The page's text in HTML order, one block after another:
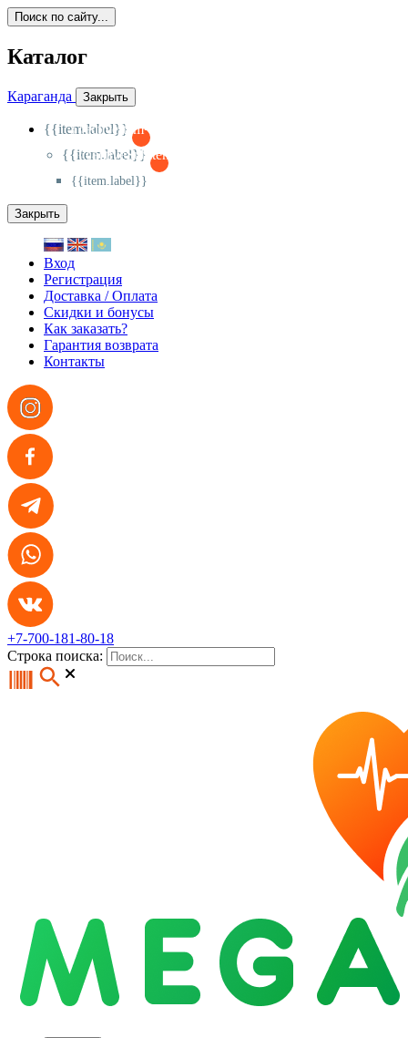
Поиск по сайту...
Каталог
Караганда Закрыть
{{item.label}}
{{activeItem==item.id?'-
{{item.label}}
{{activeSubitem==item.id?'-
{{item.label}}
Закрыть
Вход
Регистрация
Доставка / Оплата
Скидки и бонусы
Как заказать?
Гарантия возврата
Контакты
+7-700-181-80-18
Строка поиска: